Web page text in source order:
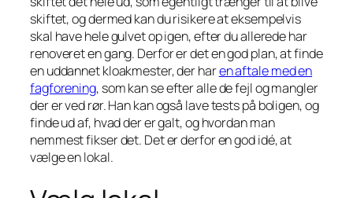
skiftet, og dermed kan du risikere at eksempelvis
skal have hele gulvet op igen, efter du allerede har
renoveret en gang. Derfor er det en god plan, at finde
en uddannet kloakmester, der haren aftale med en
fagforening, som kan se efter alle de fejl og mangler
der er ved rør. Han kan også lave tests på boligen, og
finde ud af, hvad der er galt, og hvordan man
nemmest fikser det. Det er derfor en god idé, at
vælge en lokal.